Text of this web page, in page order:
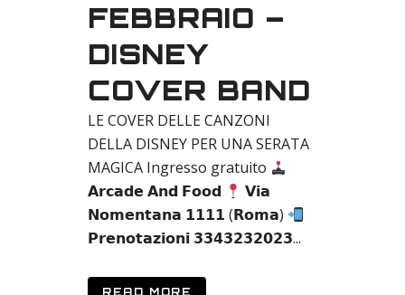
FEBBRAIO –
DISNEY
COVER BAND
LE COVER DELLE CANZONI
DELLA DISNEY PER UNA SERATA
MAGICA Ingresso gratuito
𝗔𝗿𝗰𝗮𝗱𝗲 𝗔𝗻𝗱 𝗙𝗼𝗼𝗱
𝗩𝗶𝗮
𝗡𝗼𝗺𝗲𝗻𝘁𝗮𝗻𝗮 𝟭𝟭𝟭𝟭 (𝗥𝗼𝗺𝗮)
𝗣𝗿𝗲𝗻𝗼𝘁𝗮𝘇𝗶𝗼𝗻𝗶 𝟯𝟯𝟰𝟯𝟮𝟯𝟮𝟬𝟮𝟯...
READ MORE